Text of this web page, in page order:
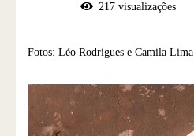
217visualizações
Fotos: Léo Rodrigues e Camila Lima